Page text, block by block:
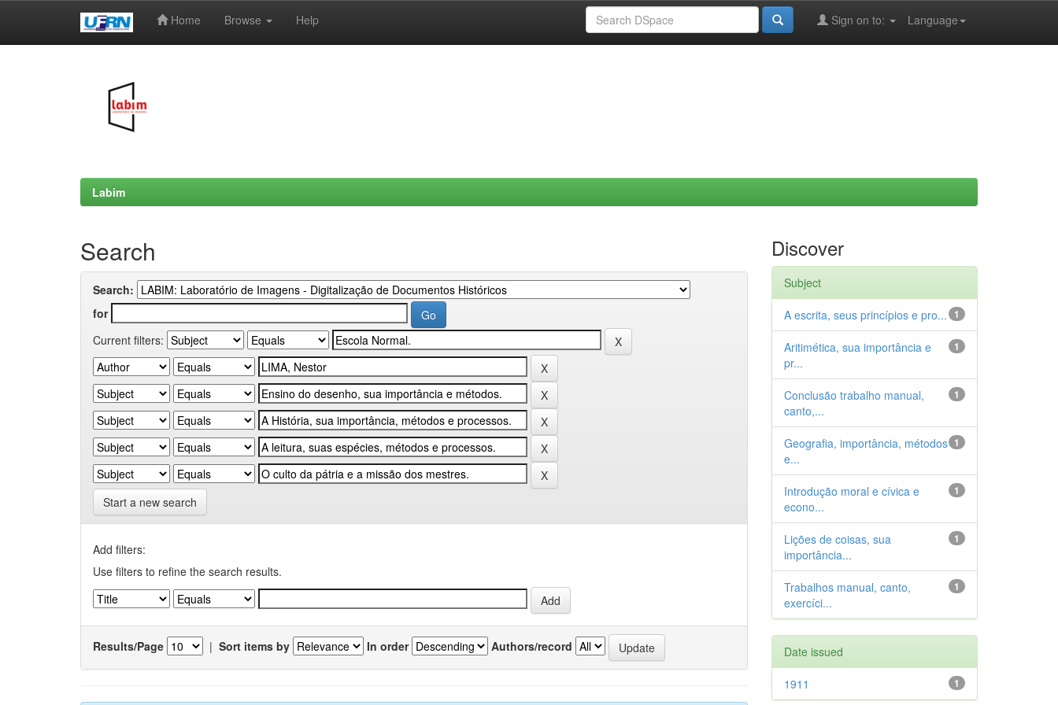
Home Browse Help Language
Sign on to:
Labim
Search
Search:
for
Current filters:
Start a new search
Add filters:
Use filters to refine the search results.
Results/Page | Sort items by In order Authors/record
Discover
Subject
1
A escrita, seus princípios e pro...
1
Aritimética, sua importância e
pr...
1
Conclusão trabalho manual,
canto,...
1
Geografia, importância, métodos
e...
1
Introdução moral e cívica e
econo...
1
Lições de coisas, sua
importância...
1
Trabalhos manual, canto,
exercíci...
Date issued
1
1911